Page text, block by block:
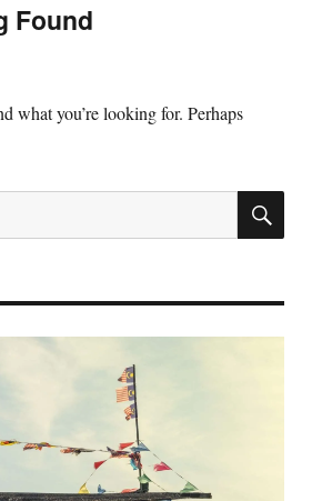
Found
what you’re looking for. Perhaps